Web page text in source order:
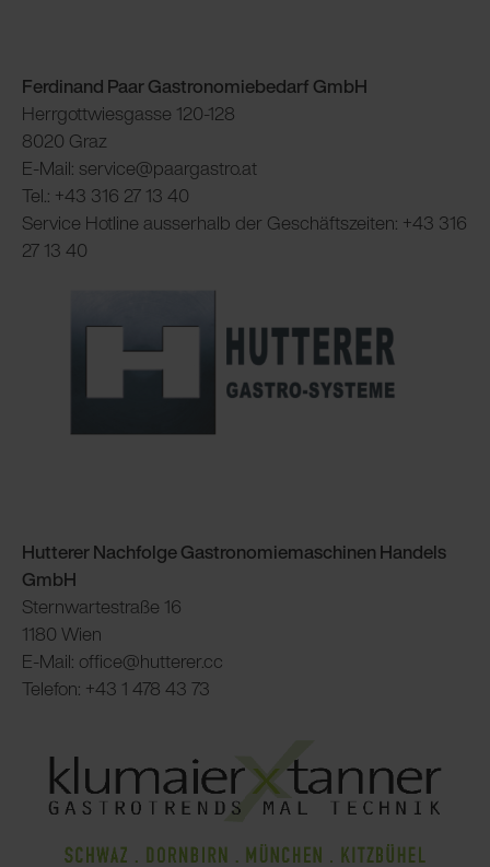
Ferdinand Paar Gastronomiebedarf GmbH
Herrgottwiesgasse 120-128
8020 Graz
E-Mail: service@paargastro.at
Tel.: +43 316 27 13 40
Service Hotline ausserhalb der Geschäftszeiten: +43 316
27 13 40
Hutterer Nachfolge Gastronomiemaschinen Handels
GmbH
Sternwartestraße 16
1180 Wien
E-Mail: office@hutterer.cc
Telefon: +43 1 478 43 73